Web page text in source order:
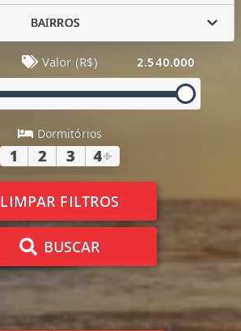
BAIRROS
Valor (R$) 2.540.000
Dormitórios
1 2 3 4+
LIMPAR FILTROS
BUSCAR